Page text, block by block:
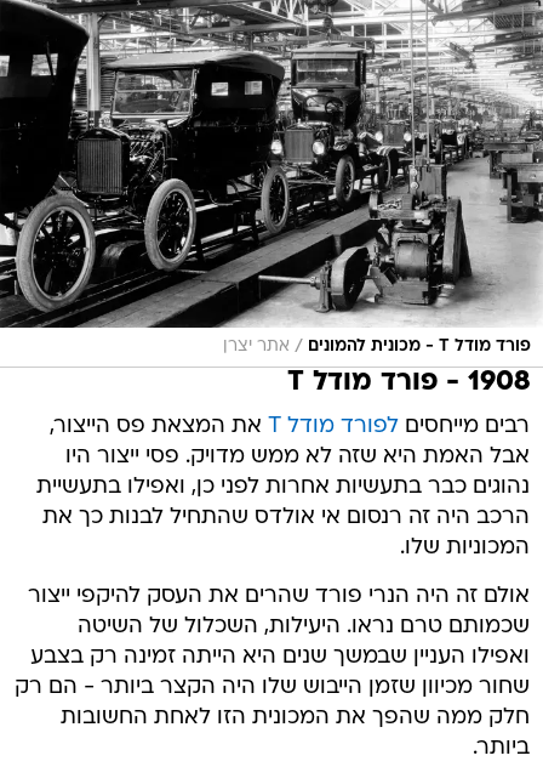
פורד מודל T - מכונית להמונים / אתר יצרן
1908 - פורד מודל T
רבים מייחסיםלפורד מודל T
את המצאת פס הייצור,
אבל האמת היא שזה לא ממש מדויק. פסי ייצור היו
נהוגים כבר בתעשיות אחרות לפני כן, ואפילו בתעשיית
הרכב היה זה רנסום אי אולדס שהתחיל לבנות כך את
המכוניות שלו.
אולם זה היה הנרי פורד שהרים את העסק להיקפי ייצור
שכמותם טרם נראו. היעילות, השכלול של השיטה
ואפילו העניין שבמשך שנים היא הייתה זמינה רק בצבע
שחור מכיוון שזמן הייבוש שלו היה הקצר ביותר - הם רק
חלק ממה שהפך את המכונית הזו לאחת החשובות
ביותר.